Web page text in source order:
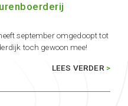
september omgedoopt tot
toch gewoon mee!
LEES VERDER